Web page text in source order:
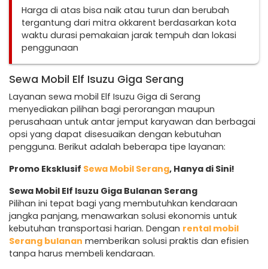
Harga di atas bisa naik atau turun dan berubah
tergantung dari mitra okkarent berdasarkan kota
waktu durasi pemakaian jarak tempuh dan lokasi
penggunaan
Sewa Mobil Elf Isuzu Giga Serang
Layanan sewa mobil Elf Isuzu Giga di Serang
menyediakan pilihan bagi perorangan maupun
perusahaan untuk antar jemput karyawan dan berbagai
opsi yang dapat disesuaikan dengan kebutuhan
pengguna. Berikut adalah beberapa tipe layanan:
Promo Eksklusif Sewa Mobil Serang, Hanya di Sini!
Sewa Mobil Elf Isuzu Giga Bulanan Serang
Pilihan ini tepat bagi yang membutuhkan kendaraan
jangka panjang, menawarkan solusi ekonomis untuk
kebutuhan transportasi harian. Dengan rental mobil
Serang bulanan memberikan solusi praktis dan efisien
tanpa harus membeli kendaraan.